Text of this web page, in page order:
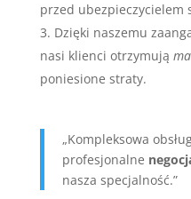
przed ubezpieczycielem
Dzięki naszemu
nasi klienci otrzymują
poniesione straty.
„Kompleksowa
profesjonalne
nasza specjalność.”